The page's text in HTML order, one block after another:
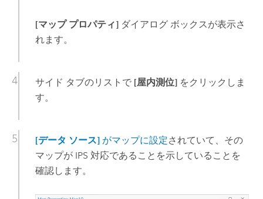
[マップ プロパティ]ダイアログ ボックスが表示さ
れます。
サイド タブのリストで [屋内測位]をクリックしま
す。
[データ ソース]がマップに設定されていて、その
マップが IPS 対応であることを示していることを
確認します。